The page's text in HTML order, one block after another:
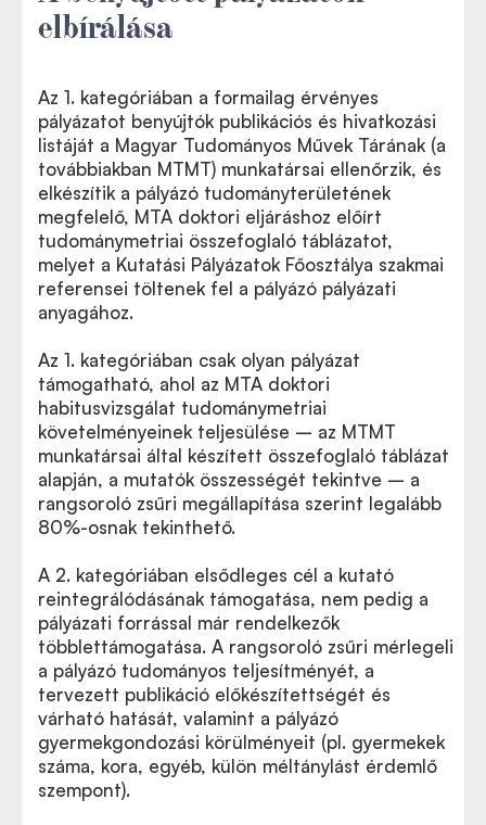
elbírálása
Az 1. kategóriában a formailag érvényes
pályázatot benyújtók publikációs és hivatkozási
listáját a Magyar Tudományos Művek Tárának (a
továbbiakban MTMT) munkatársai ellenőrzik, és
elkészítik a pályázó tudományterületének
megfelelő, MTA doktori eljáráshoz előírt
tudománymetriai összefoglaló táblázatot,
melyet a Kutatási Pályázatok Főosztálya szakmai
referensei töltenek fel a pályázó pályázati
anyagához.
Az 1. kategóriában csak olyan pályázat
támogatható, ahol az MTA doktori
habitusvizsgálat tudománymetriai
követelményeinek teljesülése – az MTMT
munkatársai által készített összefoglaló táblázat
alapján, a mutatók összességét tekintve – a
rangsoroló zsűri megállapítása szerint legalább
80%-osnak tekinthető.
A 2. kategóriában elsődleges cél a kutató
reintegrálódásának támogatása, nem pedig a
pályázati forrással már rendelkezők
többlettámogatása. A rangsoroló zsűri mérlegeli
a pályázó tudományos teljesítményét, a
tervezett publikáció előkészítettségét és
várható hatását, valamint a pályázó
gyermekgondozási körülményeit (pl. gyermekek
száma, kora, egyéb, külön méltánylást érdemlő
szempont).